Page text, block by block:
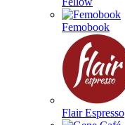
Femobook
Flair Espresso